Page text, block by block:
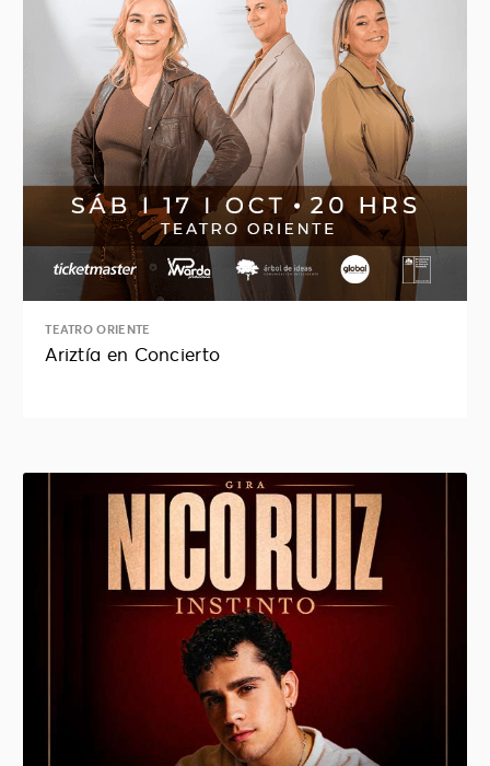
TEATRO ORIENTE
Ariztía en Concierto